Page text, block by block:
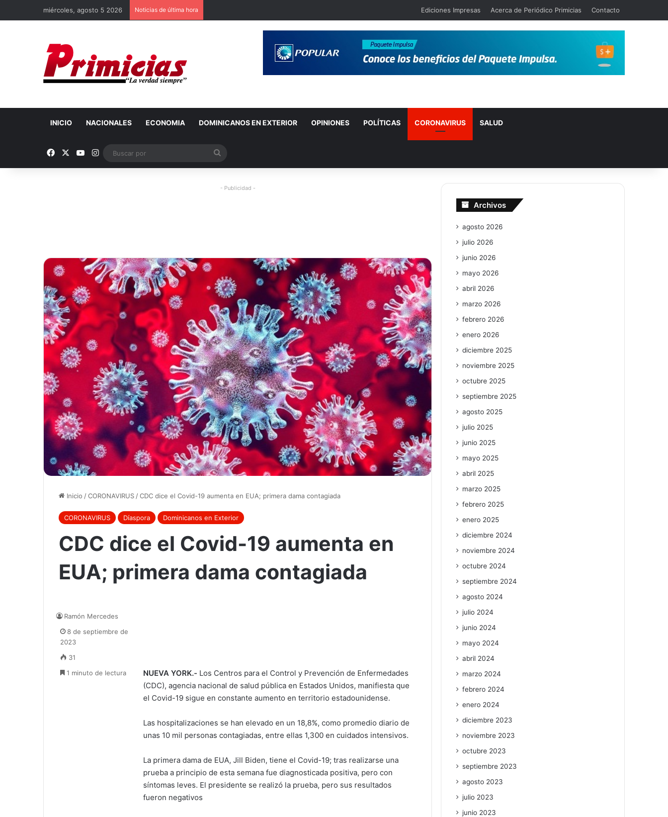
miércoles, agosto 5 2026 Noticias de última hora Ediciones Impresas Acerca de Periódico Primicias Contacto
INICIO NACIONALES ECONOMIA DOMINICANOS EN EXTERIOR OPINIONES POLÍTICAS CORONAVIRUS SALUD
FacebookYouTube
Instagram
por
- Publicidad -
Inicio /CORONAVIRUS/CDC dice el Covid-19 aumenta en EUA; primera dama contagiada
CORONAVIRUS Díaspora Dominicanos en Exterior
CDC dice el Covid-19 aumenta en
EUA; primera dama contagiada
NUEVA YORK.- Los Centros para el Control y Prevención de Enfermedades
(CDC), agencia nacional de salud pública en Estados Unidos, manifiesta que
el Covid-19 sigue en constante aumento en territorio estadounidense.
Las hospitalizaciones se han elevado en un 18,8%, como promedio diario de
unas 10 mil personas contagiadas, entre ellas 1,300 en cuidados intensivos.
La primera dama de EUA, Jill Biden, tiene el Covid-19; tras realizarse una
prueba a principio de esta semana fue diagnosticada positiva, pero con
síntomas leves. El presidente se realizó la prueba, pero sus resultados
fueron negativos
Ramón Mercedes
8 de septiembre de
2023
31
1 minuto de lectura
Archivos
agosto 2026
julio 2026
junio 2026
mayo 2026
abril 2026
marzo 2026
febrero 2026
enero 2026
diciembre 2025
noviembre 2025
octubre 2025
septiembre 2025
agosto 2025
julio 2025
junio 2025
mayo 2025
abril 2025
marzo 2025
febrero 2025
enero 2025
diciembre 2024
noviembre 2024
octubre 2024
septiembre 2024
agosto 2024
julio 2024
junio 2024
mayo 2024
abril 2024
marzo 2024
febrero 2024
enero 2024
diciembre 2023
noviembre 2023
octubre 2023
septiembre 2023
agosto 2023
julio 2023
junio 2023